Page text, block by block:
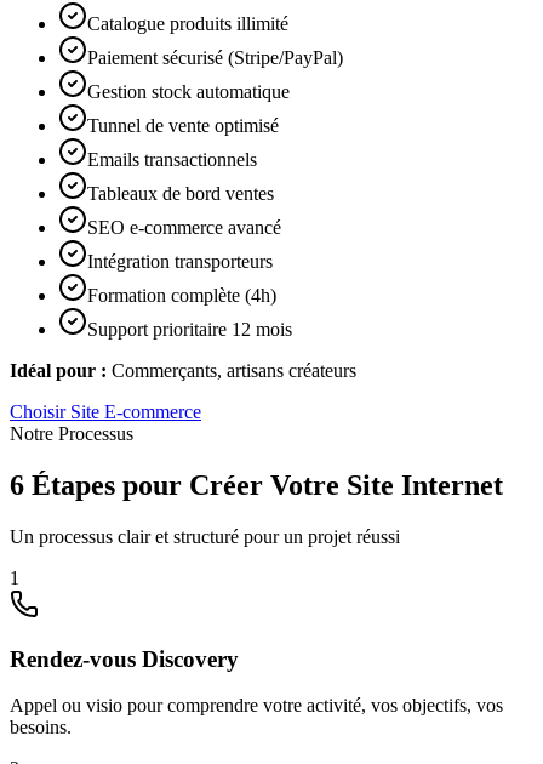
Catalogue produits illimité
Paiement sécurisé (Stripe/PayPal)
Gestion stock automatique
Tunnel de vente optimisé
Emails transactionnels
Tableaux de bord ventes
SEO e-commerce avancé
Intégration transporteurs
Formation complète (4h)
Support prioritaire 12 mois
Idéal pour : Commerçants, artisans créateurs
Choisir Site E-commerce
Notre Processus
6 Étapes pour Créer Votre Site Internet
Un processus clair et structuré pour un projet réussi
1
Rendez-vous Discovery
Appel ou visio pour comprendre votre activité, vos objectifs, vos
besoins.